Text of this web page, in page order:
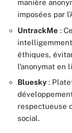
manière
imposées par
UntrackMe :
éthiques,
l’anonymat en
Bluesky :
respectueuse
social.